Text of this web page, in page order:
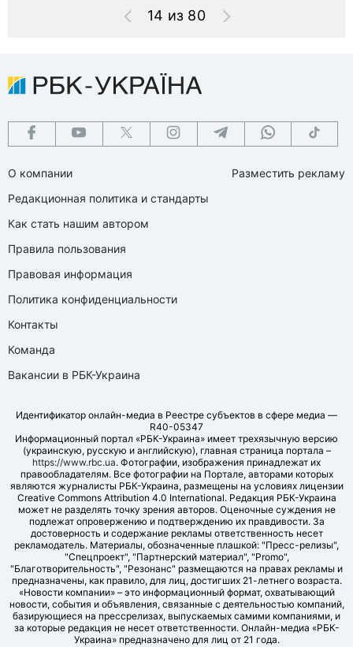
14 из 80
О компании
Редакционная политика и стандарты
Как стать нашим автором
Правила пользования
Правовая информация
Политика конфиденциальности
Контакты
Команда
Вакансии в РБК-Украина
Разместить рекламу
Идентификатор онлайн-медиа в Реестре субъектов в сфере медиа —
R40-05347
Информационный портал «РБК-Украина» имеет трехязычную версию
(украинскую, русскую и английскую), главная страница портала –
https://www.rbc.ua. Фотографии, изображения принадлежат их
правообладателям. Все фотографии на Портале, авторами которых
являются журналисты РБК-Украина, размещены на условиях лицензии
Creative Commons Attribution 4.0 International. Редакция РБК-Украина
может не разделять точку зрения авторов. Оценочные суждения не
подлежат опровержению и подтверждению их правдивости. За
достоверность и содержание рекламы ответственность несет
рекламодатель. Материалы, обозначенные плашкой: "Пресс-релизы",
"Спецпроект", "Партнерский материал", "Promo",
"Благотворительность", "Резонанс" размещаются на правах рекламы и
предназначены, как правило, для лиц, достигших 21-летнего возраста.
«Новости компании» – это информационный формат, охватывающий
новости, события и объявления, связанные с деятельностью компаний,
базирующиеся на прессрелизах, выпускаемых самими компаниями, и
за которые редакция не несет ответственности. Онлайн-медиа «РБК-
Украина» предназначено для лиц от 21 года.